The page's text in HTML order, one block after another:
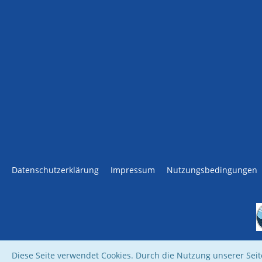
Datenschutzerklärung Impressum Nutzungsbedingungen
Diese Seite verwendet Cookies. Durch die Nutzung unserer